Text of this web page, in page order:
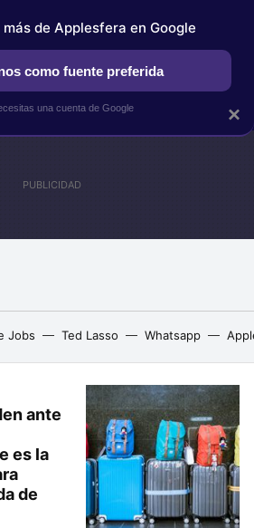
APPLESFERA SELECCIÓN
Jobs Ted Lasso Whatsapp
ante
es la
de
×
de Applesfera en Google
como fuente preferida
una cuenta de Google